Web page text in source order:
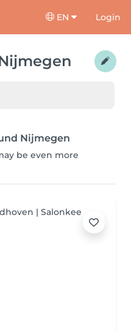
EN Login
Nijmegen
be even more